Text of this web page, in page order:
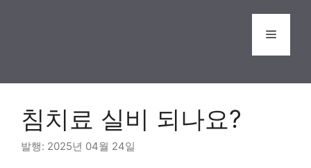
Menu
침치료 실비 되나요?
2025년 04월 24일